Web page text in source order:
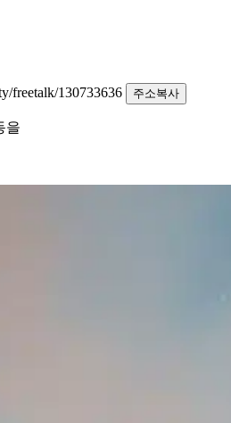
freetalk/130733636
주소복사
을